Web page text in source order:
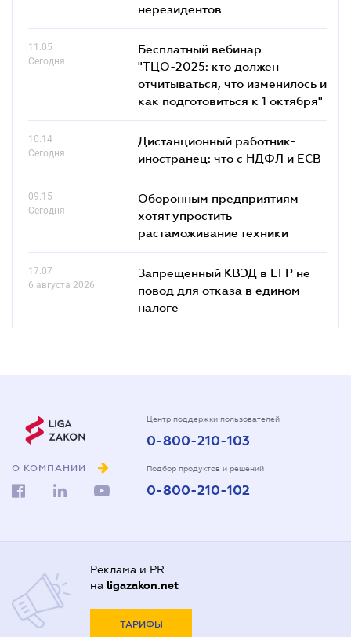
нерезидентов
11.05
Сегодня
Бесплатный вебинар
"ТЦО-2025: кто должен
отчитываться, что изменилось и
как подготовиться к 1 октября"
10.14
Сегодня
Дистанционный работник-
иностранец: что с НДФЛ и ЕСВ
09.15
Сегодня
Оборонным предприятиям
хотят упростить
растаможивание техники
17.07
6 августа 2026
Запрещенный КВЭД в ЕГР не
повод для отказа в едином
налоге
О КОМПАНИИ
Центр поддержки пользователей
0-800-210-103
Подбор продуктов и решений
0-800-210-102
Реклама и PR
на ligazakon.net
ТАРИФЫ